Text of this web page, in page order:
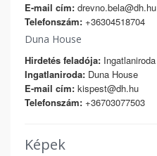
E-mail cím: drevno.bela@dh.hu
Telefonszám: +36304518704
Duna House
Hirdetés feladója: Ingatlaniroda
Ingatlaniroda: Duna House
E-mail cím: kispest@dh.hu
Telefonszám: +36703077503
Képek